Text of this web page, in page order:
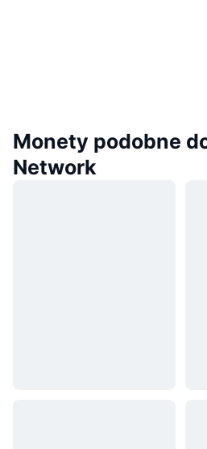
Monety podobne
Network